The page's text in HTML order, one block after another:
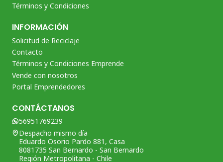
Términos y Condiciones
INFORMACIÓN
Solicitud de Reciclaje
Contacto
Términos y Condiciones Emprende
Vende con nosotros
Portal Emprendedores
CONTÁCTANOS
56951769239
Despacho mismo día
Eduardo Osorio Pardo 881, Casa
8081735 San Bernardo - San Bernardo
Región Metropolitana - Chile